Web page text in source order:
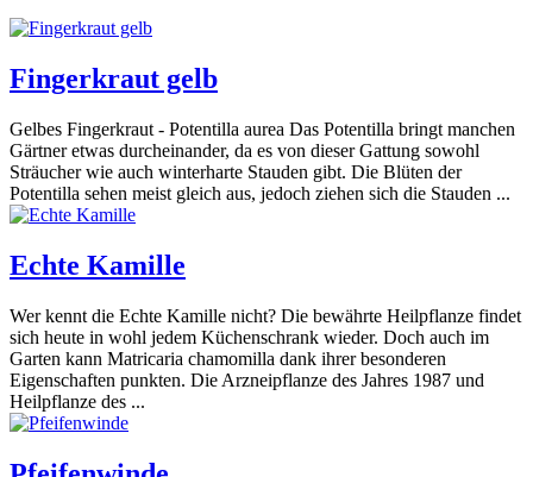
Fingerkraut gelb
Gelbes Fingerkraut - Potentilla aurea Das Potentilla bringt manchen
Gärtner etwas durcheinander, da es von dieser Gattung sowohl
Sträucher wie auch winterharte Stauden gibt. Die Blüten der
Potentilla sehen meist gleich aus, jedoch ziehen sich die Stauden ...
Echte Kamille
Wer kennt die Echte Kamille nicht? Die bewährte Heilpflanze findet
sich heute in wohl jedem Küchenschrank wieder. Doch auch im
Garten kann Matricaria chamomilla dank ihrer besonderen
Eigenschaften punkten. Die Arzneipflanze des Jahres 1987 und
Heilpflanze des ...